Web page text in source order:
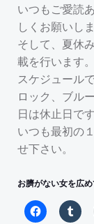
いつもご愛読
しくお願いし
そして、夏休
載を行います
スケジュール
ロック、ブル
日は休止日です
いつも最初の
せ下さい。
お臍がない女を広